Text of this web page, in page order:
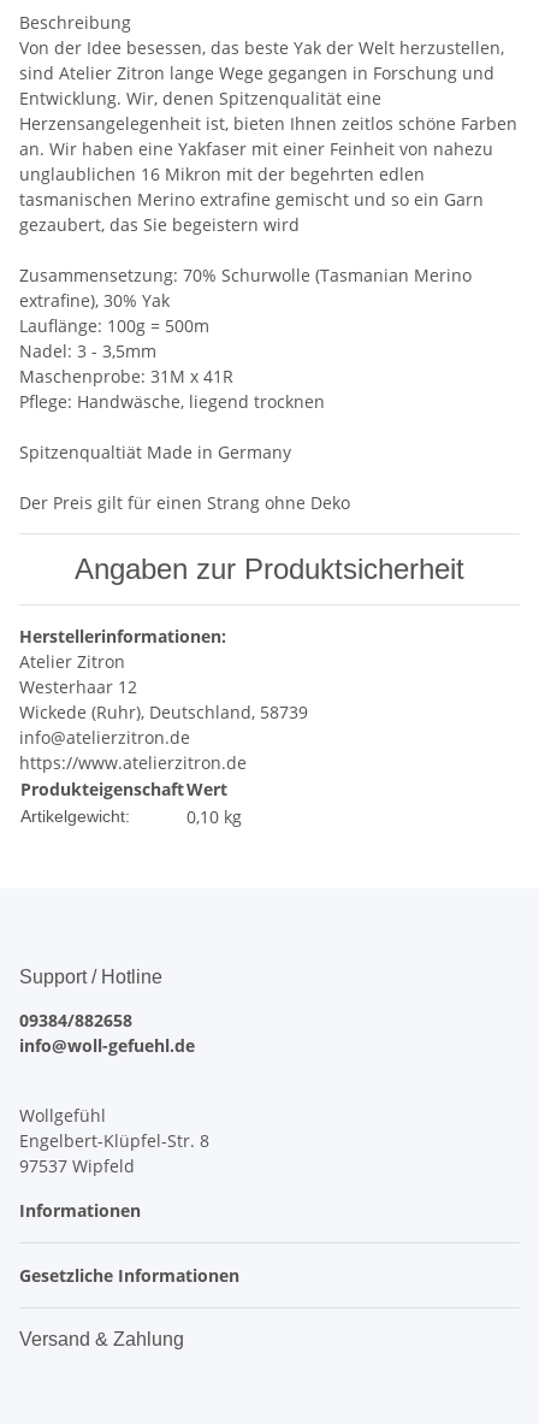
Beschreibung
Von der Idee besessen, das beste Yak der Welt herzustellen,
sind Atelier Zitron lange Wege gegangen in Forschung und
Entwicklung. Wir, denen Spitzenqualität eine
Herzensangelegenheit ist, bieten Ihnen zeitlos schöne Farben
an. Wir haben eine Yakfaser mit einer Feinheit von nahezu
unglaublichen 16 Mikron mit der begehrten edlen
tasmanischen Merino extrafine gemischt und so ein Garn
gezaubert, das Sie begeistern wird
Zusammensetzung: 70% Schurwolle (Tasmanian Merino
extrafine), 30% Yak
Lauflänge: 100g = 500m
Nadel: 3 - 3,5mm
Maschenprobe: 31M x 41R
Pflege: Handwäsche, liegend trocknen
Spitzenqualtiät Made in Germany
Der Preis gilt für einen Strang ohne Deko
Angaben zur Produktsicherheit
Herstellerinformationen:
Atelier Zitron
Westerhaar 12
Wickede (Ruhr), Deutschland, 58739
info@atelierzitron.de
https://www.atelierzitron.de
ProdukteigenschaftWert
Artikelgewicht: 0,10 kg
Support / Hotline
09384/882658
info@woll-gefuehl.de
Wollgefühl
Engelbert-Klüpfel-Str. 8
97537 Wipfeld
Informationen
Gesetzliche Informationen
Versand & Zahlung